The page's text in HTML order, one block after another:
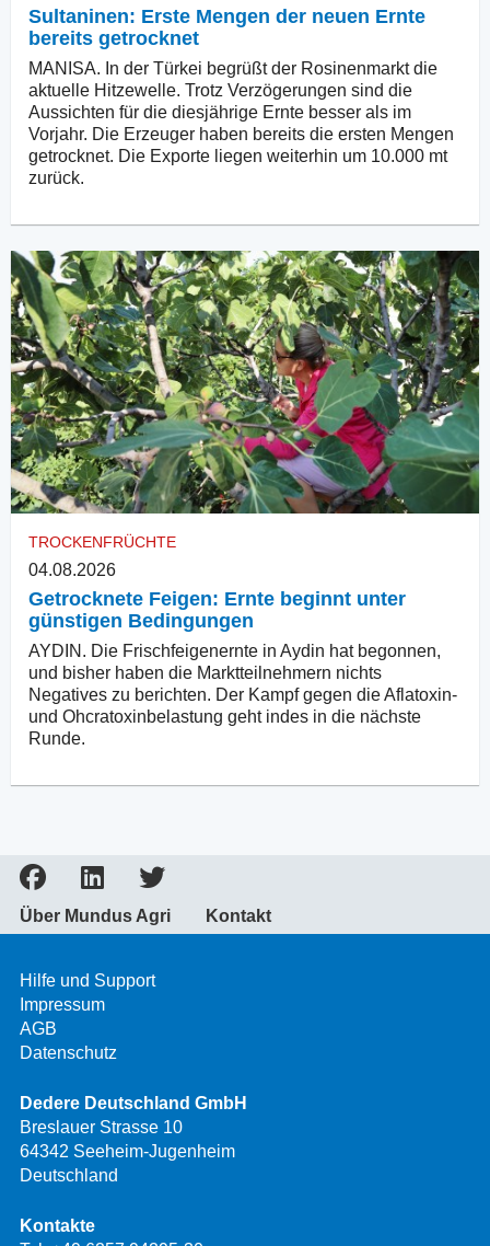
Sultaninen: Erste Mengen der neuen Ernte
bereits getrocknet
MANISA. In der Türkei begrüßt der Rosinenmarkt die
aktuelle Hitzewelle. Trotz Verzögerungen sind die
Aussichten für die diesjährige Ernte besser als im
Vorjahr. Die Erzeuger haben bereits die ersten Mengen
getrocknet. Die Exporte liegen weiterhin um 10.000 mt
zurück.
TROCKENFRÜCHTE
04.08.2026
Getrocknete Feigen: Ernte beginnt unter
günstigen Bedingungen
AYDIN. Die Frischfeigenernte in Aydin hat begonnen,
und bisher haben die Marktteilnehmern nichts
Negatives zu berichten. Der Kampf gegen die Aflatoxin-
und Ohcratoxinbelastung geht indes in die nächste
Runde.
Über Mundus Agri Kontakt
Hilfe und Support
Impressum
AGB
Datenschutz
Dedere Deutschland GmbH
Breslauer Strasse 10
64342 Seeheim-Jugenheim
Deutschland
Kontakte